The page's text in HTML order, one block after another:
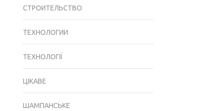
СТРОИТЕЛЬСТВО
ТЕХНОЛОГИИ
ТЕХНОЛОГІЇ
ЦІКАВЕ
ШАМПАНСЬКЕ